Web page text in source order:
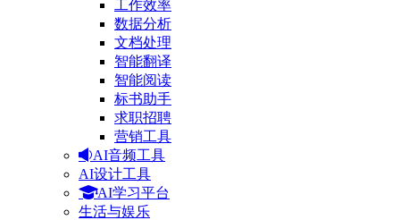
工作效率
数据分析
文档处理
智能翻译
智能阅读
标书助手
求职招聘
营销工具
AI音频工具
AI设计工具
AI学习平台
生活与娱乐